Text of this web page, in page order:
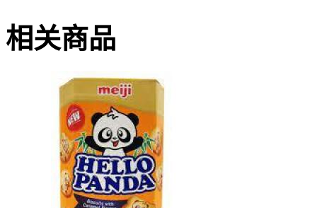
相关商品